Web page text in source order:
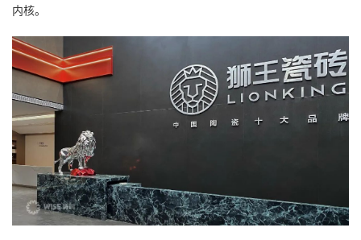
内核。